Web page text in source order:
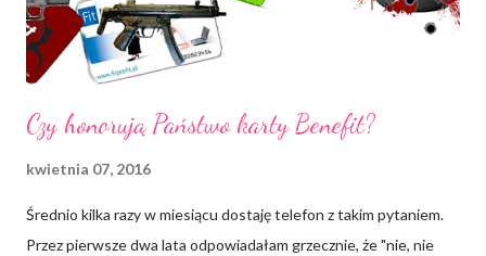
doceniam element "oczyszczenia głowy z myśli", dostrzegam
ironię przekonania v...
Czy honorują Państwo karty Benefit?
kwietnia 07, 2016
Średnio kilka razy w miesiącu dostaję telefon z takim pytaniem.
Przez pierwsze dwa lata odpowiadałam grzecznie, że "nie, nie